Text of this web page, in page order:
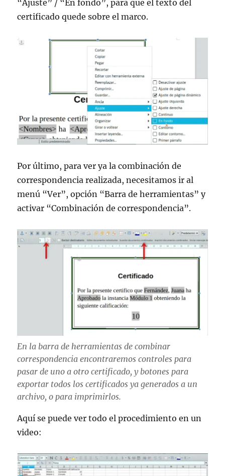
“Ajuste” / “En fondo”, para que el texto del
certificado quede sobre el marco.
Por último, para ver ya la combinación de
correspondencia realizada, necesitamos ir al
menú “Ver”, opción “Barra de herramientas” y
activar “Combinación de correspondencia”.
En la barra de herramientas de combinar
correspondencia encontraremos controles para
pasar de uno a otro certificado, y botones para
exportar todos los certificados ya generados a un
archivo, o para imprimirlos.
Aquí se puede ver todo el procedimiento en un
video: